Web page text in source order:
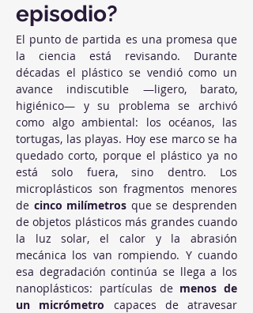
episodio?
El punto de partida es una promesa que
la ciencia está revisando. Durante
décadas el plástico se vendió como un
avance indiscutible —ligero, barato,
higiénico— y su problema se archivó
como algo ambiental: los océanos, las
tortugas, las playas. Hoy ese marco se ha
quedado corto, porque el plástico ya no
está solo fuera, sino dentro. Los
microplásticos son fragmentos menores
de cinco milímetros que se desprenden
de objetos plásticos más grandes cuando
la luz solar, el calor y la abrasión
mecánica los van rompiendo. Y cuando
esa degradación continúa se llega a los
nanoplásticos: partículas de menos de
un micrómetro capaces de atravesar